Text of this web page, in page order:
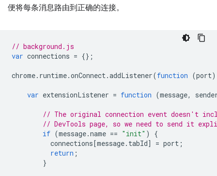
便将每条消息路由到正确的连接。
// background.js
var connections = {};
chrome. runtime.onConnect.addListener(function (port)
var extensionListener = function (message,
// The original connection event doesn't
// DevTools page, so we need to send it
if (message.name == "init" )
{
connections [message. tabId] = port ;
return ;
}